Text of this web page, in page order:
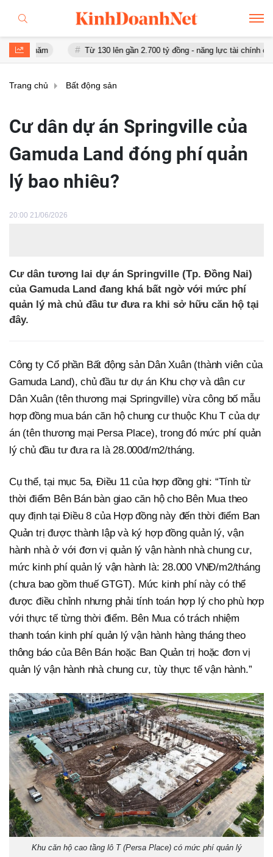
Từ 130 lên gần 2.700 tỷ đồng - năng lực tài chính của Bamboo
Trang chủ Bất động sản
Cư dân dự án Springville của
Gamuda Land đóng phí quản
lý bao nhiêu?
20:00 21/06/2026
Cư dân tương lai dự án Springville (Tp. Đồng Nai)
của Gamuda Land đang khá bất ngờ với mức phí
quản lý mà chủ đầu tư đưa ra khi sở hữu căn hộ tại
đây.
Công ty Cổ phần Bất động sản Dân Xuân (thành viên của
Gamuda Land), chủ đầu tư dự án Khu chợ và dân cư
Dân Xuân (tên thương mại Springville) vừa công bố mẫu
hợp đồng mua bán căn hộ chung cư thuộc Khu T của dự
án (tên thương mại Persa Place), trong đó mức phí quản
lý chủ đầu tư đưa ra là 28.000đ/m2/tháng.
Cụ thể, tại mục 5a, Điều 11 của hợp đồng ghi: “Tính từ
thời điểm Bên Bán bàn giao căn hộ cho Bên Mua theo
quy định tại Điều 8 của Hợp đồng này đến thời điểm Ban
Quản trị được thành lập và ký hợp đồng quản lý, vận
hành nhà ở với đơn vị quản lý vận hành nhà chung cư,
mức kinh phí quản lý vận hành là: 28.000 VNĐ/m2/tháng
(chưa bao gồm thuế GTGT). Mức kinh phí này có thể
được điều chỉnh nhưng phải tính toán hợp lý cho phù hợp
với thực tế từng thời điểm. Bên Mua có trách nhiệm
thanh toán kinh phí quản lý vận hành hàng tháng theo
thông báo của Bên Bán hoặc Ban Quản trị hoặc đơn vị
quản lý vận hành nhà chung cư, tùy thực tế vận hành.”
Khu căn hộ cao tầng lô T (Persa Place) có mức phí quản lý